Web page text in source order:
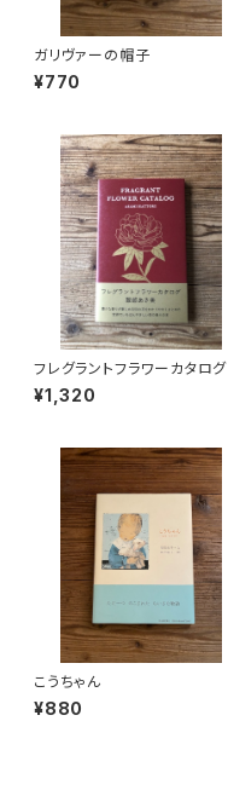
ガリヴァーの帽子
¥770
フレグラントフラワーカタログ
¥1,320
こうちゃん
¥880